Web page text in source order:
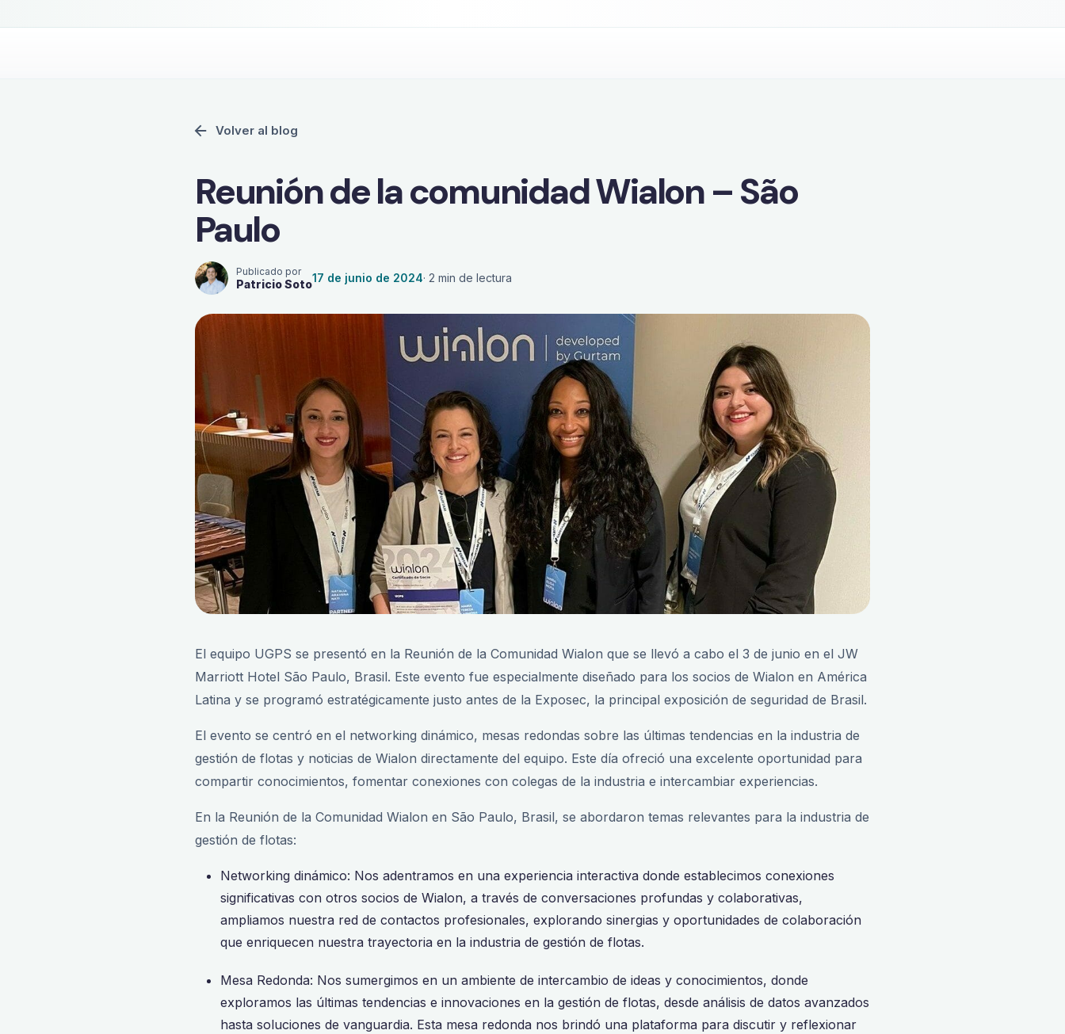
Volver al blog
Reunión de la comunidad Wialon – São
Paulo
Publicado por
Patricio Soto17 de junio de 2024· 2 min de lectura
El equipo UGPS se presentó en la Reunión de la Comunidad Wialon que se llevó a cabo el 3 de junio en el JW
Marriott Hotel São Paulo, Brasil. Este evento fue especialmente diseñado para los socios de Wialon en América
Latina y se programó estratégicamente justo antes de la Exposec, la principal exposición de seguridad de Brasil.
El evento se centró en el networking dinámico, mesas redondas sobre las últimas tendencias en la industria de
gestión de flotas y noticias de Wialon directamente del equipo. Este día ofreció una excelente oportunidad para
compartir conocimientos, fomentar conexiones con colegas de la industria e intercambiar experiencias.
En la Reunión de la Comunidad Wialon en São Paulo, Brasil, se abordaron temas relevantes para la industria de
gestión de flotas:
Networking dinámico: Nos adentramos en una experiencia interactiva donde establecimos conexiones
significativas con otros socios de Wialon, a través de conversaciones profundas y colaborativas,
ampliamos nuestra red de contactos profesionales, explorando sinergias y oportunidades de colaboración
que enriquecen nuestra trayectoria en la industria de gestión de flotas.
Mesa Redonda: Nos sumergimos en un ambiente de intercambio de ideas y conocimientos, donde
exploramos las últimas tendencias e innovaciones en la gestión de flotas, desde análisis de datos avanzados
hasta soluciones de vanguardia. Esta mesa redonda nos brindó una plataforma para discutir y reflexionar